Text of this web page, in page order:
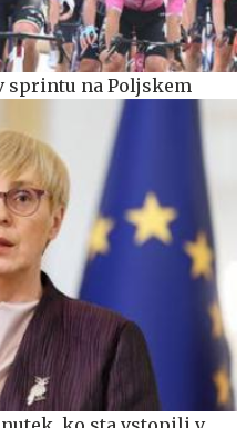
sprintu na Poljskem